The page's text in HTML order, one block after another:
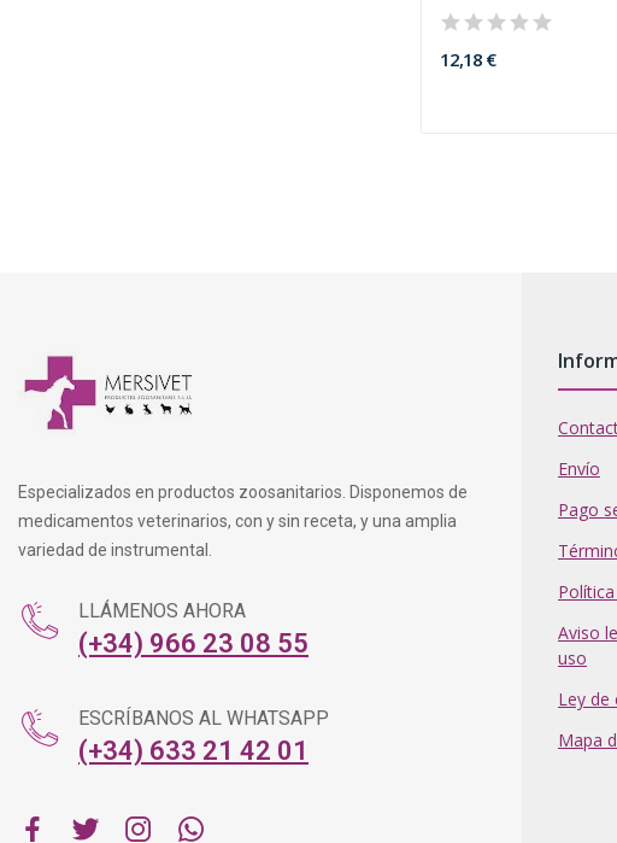
12,18 €
Especializados en productos zoosanitarios. Disponemos de
medicamentos veterinarios, con y sin receta, y una amplia
variedad de instrumental.
LLÁMENOS AHORA
(+34) 966 23 08 55
ESCRÍBANOS AL WHATSAPP
(+34) 633 21 42 01
Envío
Pago
Aviso
uso
Ley de
Mapa